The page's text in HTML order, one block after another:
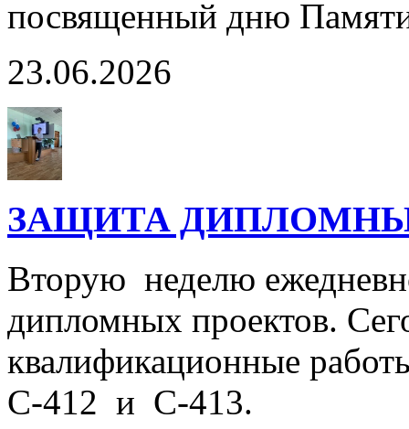
посвященный дню
23.06.2026
ЗАЩИТА
Вторую неделю
дипломных проектов.
квалификационные
С-412 и С-413.